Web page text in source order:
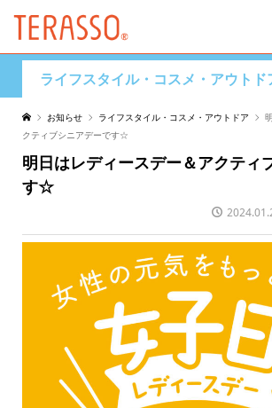
ライフスタイル・コスメ・アウトド
お知らせ ライフスタイル・コスメ・アウトドア
クティブシニアデーです☆
明日はレディースデー＆アクティ
す☆